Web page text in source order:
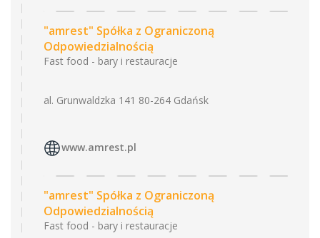
"amrest" Spółka z Ograniczoną
Odpowiedzialnością
Fast food - bary i restauracje
al. Grunwaldzka 141 80-264 Gdańsk
www.amrest.pl
"amrest" Spółka z Ograniczoną
Odpowiedzialnością
Fast food - bary i restauracje